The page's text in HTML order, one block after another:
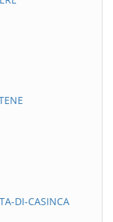
DI-CASINCA